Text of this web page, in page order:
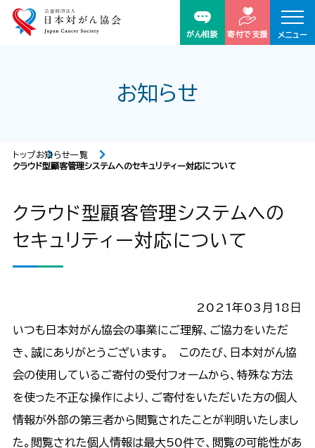
がん相談 寄付で支援 メニュー
お知らせ
トップお知らせ一覧
クラウド型顧客管理システムへのセキュリティー対応について
クラウド型顧客管理システムへの
セキュリティー対応について
2021年03月18日
いつも日本対がん協会の事業にご理解、ご協力をいただ
き、誠にありがとうございます。 このたび、日本対がん協
会の使用しているご寄付の受付フォームから、特殊な方法
を使った不正な操作により、ご寄付をいただいた方の個人
情報が外部の第三者から閲覧されたことが判明いたしまし
た。閲覧された個人情報は最大50件で、閲覧の可能性があ